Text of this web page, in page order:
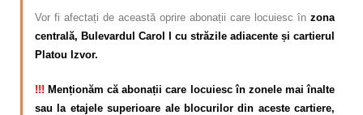
Vor fi afectați de această oprire abonații care locuiesc în zona
centrală, Bulevardul Carol I cu străzile adiacente și cartierul
Platou Izvor.
!!!Menționăm că abonații care locuiesc în zonele mai înalte
sau la etajele superioare ale blocurilor din aceste cartiere,